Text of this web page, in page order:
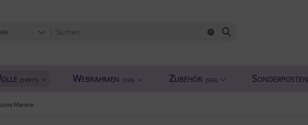
(18911) Webrahmen (150) Zubehör (556) Sonderposten
Marone